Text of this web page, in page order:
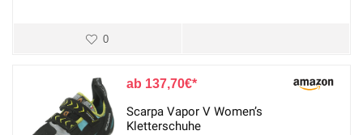
0
137,70€
Scarpa Vapor V Women’s
Kletterschuhe